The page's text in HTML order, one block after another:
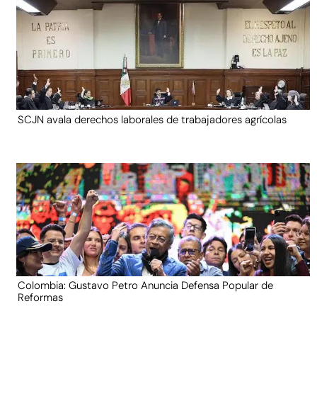
SCJN avala derechos laborales de trabajadores agrícolas
Colombia: Gustavo Petro Anuncia Defensa Popular de
Reformas